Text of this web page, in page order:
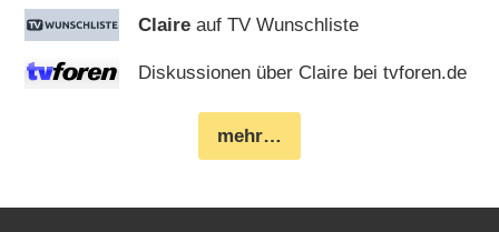
Claire auf TV Wunschliste
Diskussionen über Claire bei tvforen.de
mehr…